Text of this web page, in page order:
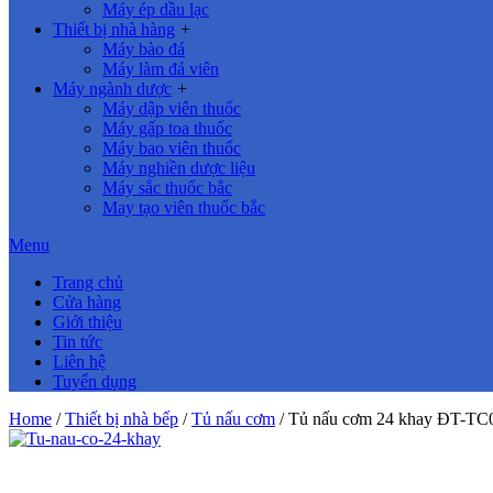
Máy ép dầu lạc
Thiết bị nhà hàng +
Máy bào đá
Máy làm đá viên
Máy ngành dược +
Máy dập viên thuốc
Máy gấp toa thuốc
Máy bao viên thuốc
Máy nghiền dược liệu
Máy sắc thuốc bắc
May tạo viên thuốc bắc
Menu
Trang chủ
Cửa hàng
Giới thiệu
Tin tức
Liên hệ
Tuyển dụng
Home /Thiết bị nhà bếp /Tủ nấu cơm / Tủ nấu cơm 24 khay ĐT-